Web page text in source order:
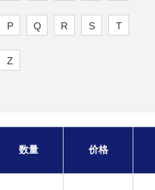
P Q R S T
Z
数量 价格